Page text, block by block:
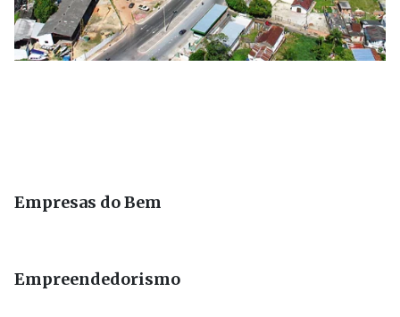
Empresas do Bem
Empreendedorismo